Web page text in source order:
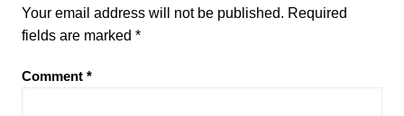
Your email address will not be published. Required
fields are marked *
Comment *